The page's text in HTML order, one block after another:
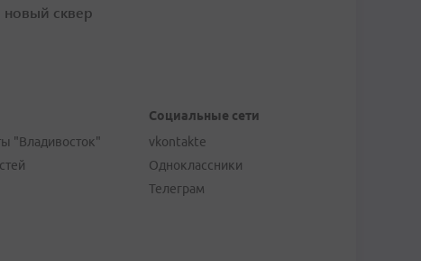
новый сквер
"Владивосток"
Социальные сети
vkontakte
Одноклассники
Телеграм